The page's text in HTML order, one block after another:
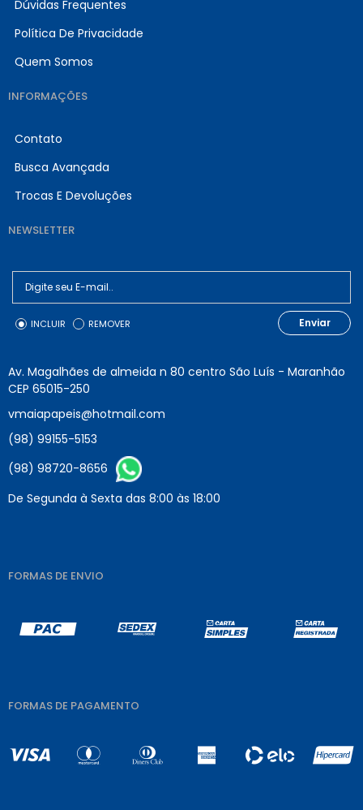
Dúvidas Frequentes
Política De Privacidade
Quem Somos
INFORMAÇÕES
Contato
Busca Avançada
Trocas E Devoluções
NEWSLETTER
INCLUIR REMOVER Enviar
Av. Magalhães de almeida n 80 centro São Luís - Maranhão
CEP 65015-250
vmaiapapeis@hotmail.com
(98) 99155-5153
(98) 98720-8656
De Segunda à Sexta das 8:00 às 18:00
FORMAS DE ENVIO
FORMAS DE PAGAMENTO